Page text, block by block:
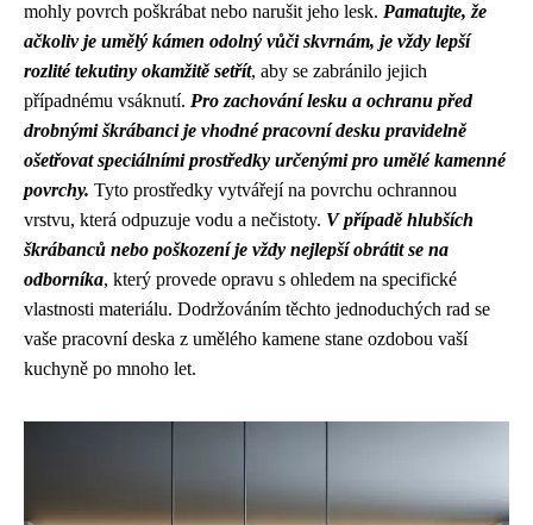
mohly povrch poškrábat nebo narušit jeho lesk. Pamatujte, že
ačkoliv je umělý kámen odolný vůči skvrnám, je vždy lepší
rozlité tekutiny okamžitě setřít, aby se zabránilo jejich
případnému vsáknutí. Pro zachování lesku a ochranu před
drobnými škrábanci je vhodné pracovní desku pravidelně
ošetřovat speciálními prostředky určenými pro umělé kamenné
povrchy. Tyto prostředky vytvářejí na povrchu ochrannou
vrstvu, která odpuzuje vodu a nečistoty. V případě hlubších
škrábanců nebo poškození je vždy nejlepší obrátit se na
odborníka, který provede opravu s ohledem na specifické
vlastnosti materiálu. Dodržováním těchto jednoduchých rad se
vaše pracovní deska z umělého kamene stane ozdobou vaší
kuchyně po mnoho let.